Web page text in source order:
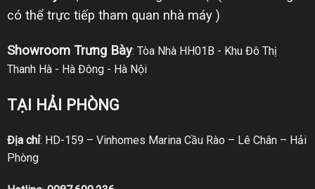
có thể trực tiếp tham quan nhà máy )
Showroom Trưng Bày: Tòa Nhà HH01B - Khu Đô Thị
Thanh Hà - Hà Đông - Hà Nội
TẠI HẢI PHÒNG
Địa chỉ: HD-159 – Vinhomes Marina Cầu Rào – Lê Chân – Hải
Phòng